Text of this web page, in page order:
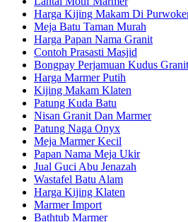
Harga Kijing Makam Di
Meja Batu Taman Murah
Harga Papan Nama Granit
Contoh Prasasti Masjid
Bongpay Perjamuan Kudus Granit
Harga Marmer Putih
Kijing Makam Klaten
Patung Kuda Batu
Nisan Granit Dan Marmer
Patung Naga Onyx
Meja Marmer Kecil
Papan Nama Meja Ukir
Jual Guci Abu Jenazah
Wastafel Batu Alam
Harga Kijing Klaten
Marmer Import
Bathtub Marmer